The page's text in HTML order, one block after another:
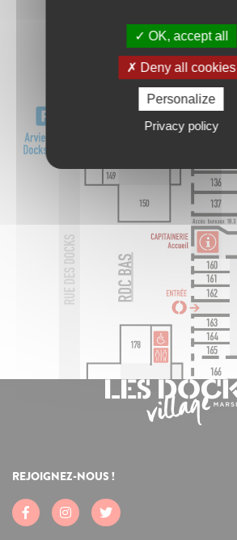
REJOIGNEZ-NOUS !
OK, accept all
Deny all cookies
Personalize
Privacy policy